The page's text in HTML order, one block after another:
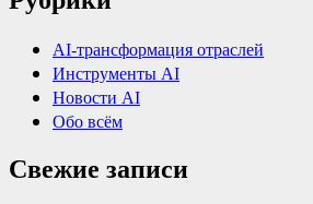
AI-трансформация отраслей
Инструменты AI
Новости AI
Обо всём
Свежие записи